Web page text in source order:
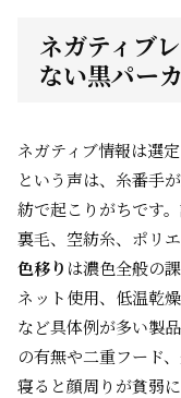
ネガティブ
ない黒パー
ネガティブ情報は選
という声は、糸番手
紡で起こりがちです
裏毛、空紡糸、ポリ
色移り は濃色全般の
ネット使用、低温乾
など具体例が多い製品
の有無や二重フード
寝ると顔周りが貧弱